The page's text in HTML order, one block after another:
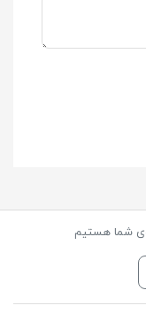
شما هستیم